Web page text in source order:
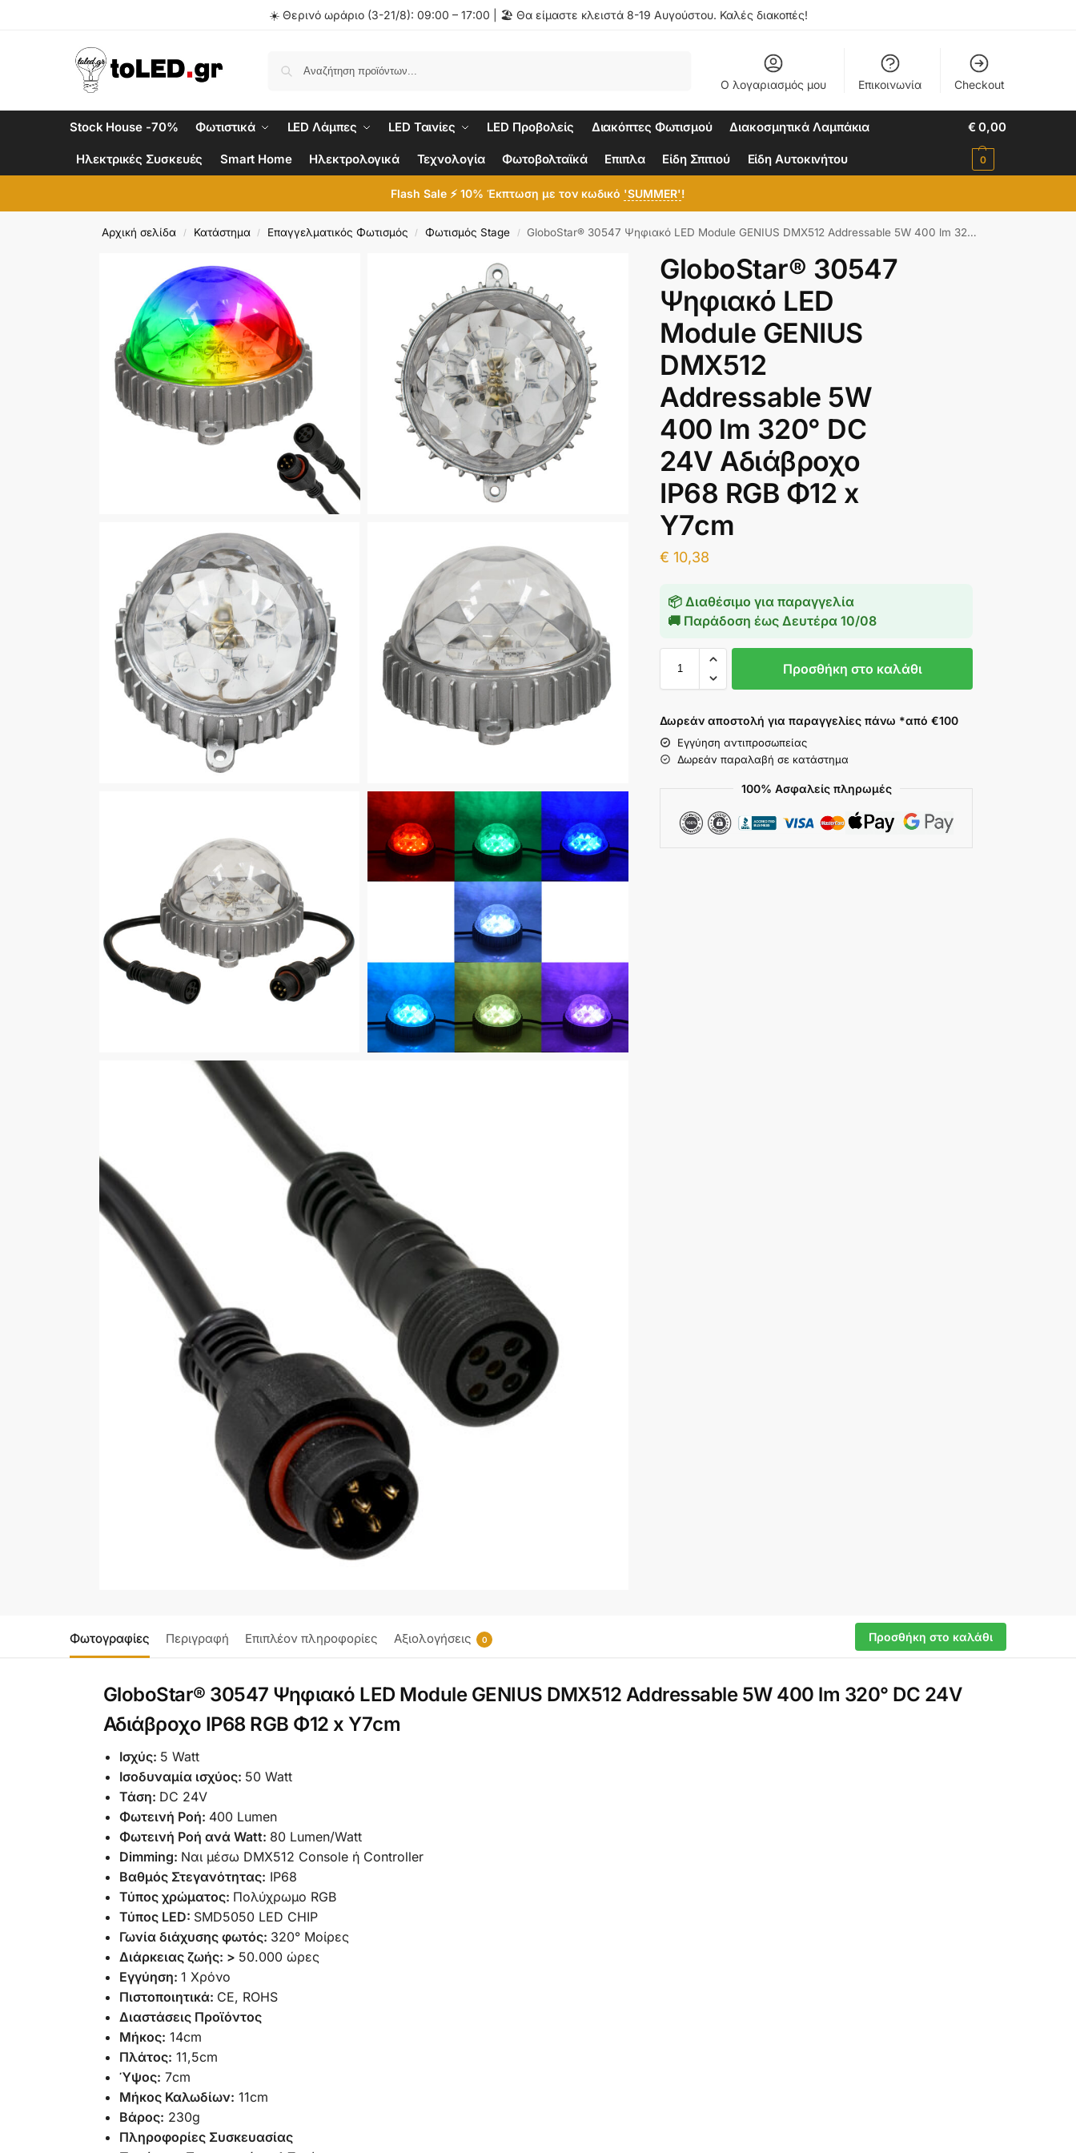
☀️ Θερινό ωράριο (3-21/8): 09:00 – 17:00 | 🏖️ Θα είμαστε κλειστά 8-19 Αυγούστου. Καλές διακοπές!
Ο λογαριασμός μου Επικοινωνία Checkout
Stock House -70% Φωτιστικά LED Λάμπες LED Ταινίες LED Προβολείς Διακόπτες Φωτισμού Διακοσμητικά Λαμπάκια
Ηλεκτρικές Συσκευές Smart Home Ηλεκτρολογικά Τεχνολογία Φωτοβολταϊκά Επιπλα Είδη Σπιτιού Είδη Αυτοκινήτου
€0,00
0
Flash Sale ⚡ 10% Έκπτωση με τον κωδικό 'SUMMER'!
Αρχική σελίδα / Κατάστημα / Επαγγελματικός Φωτισμός / Φωτισμός Stage / GloboStar® 30547 Ψηφιακό LED Module GENIUS DMX512 Addressable 5W 400 lm 320° DC 24V Αδιάβροχο IP68 RGB Φ12 x Υ7cm
GloboStar® 30547
Ψηφιακό LED
Module GENIUS
DMX512
Addressable 5W
400 lm 320° DC
24V Αδιάβροχο
IP68 RGB Φ12 x
Υ7cm
€ 10,38
📦 Διαθέσιμο για παραγγελία
🚚 Παράδοση έως Δευτέρα 10/08
Προσθήκη στο καλάθι
Δωρεάν αποστολή για παραγγελίες πάνω *από €100
Εγγύηση αντιπροσωπείας
Δωρεάν παραλαβή σε κατάστημα
100% Ασφαλείς πληρωμές
Φωτογραφίες Περιγραφή Επιπλέον πληροφορίες Αξιολογήσεις 0 Προσθήκη στο καλάθι
GloboStar® 30547 Ψηφιακό LED Module GENIUS DMX512 Addressable 5W 400 lm 320° DC 24V
Αδιάβροχο IP68 RGB Φ12 x Υ7cm
Ισχύς: 5 Watt
Ισοδυναμία ισχύος: 50 Watt
Τάση: DC 24V
Φωτεινή Ροή: 400 Lumen
Φωτεινή Ροή ανά Watt: 80 Lumen/Watt
Dimming: Ναι μέσω DMX512 Console ή Controller
Βαθμός Στεγανότητας: IP68
Τύπος χρώματος: Πολύχρωμο RGB
Τύπος LED: SMD5050 LED CHIP
Γωνία διάχυσης φωτός: 320° Μοίρες
Διάρκειας ζωής: > 50.000 ώρες
Εγγύηση: 1 Χρόνο
Πιστοποιητικά: CE, ROHS
Διαστάσεις Προϊόντος
Μήκος: 14cm
Πλάτος: 11,5cm
Ύψος: 7cm
Μήκος Καλωδίων: 11cm
Βάρος: 230g
Πληροφορίες Συσκευασίας